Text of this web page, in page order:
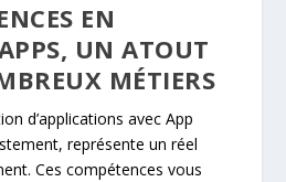
EN
UN ATOUT
MÉTIERS
d’applications avec App
représente un réel
Ces compétences vous